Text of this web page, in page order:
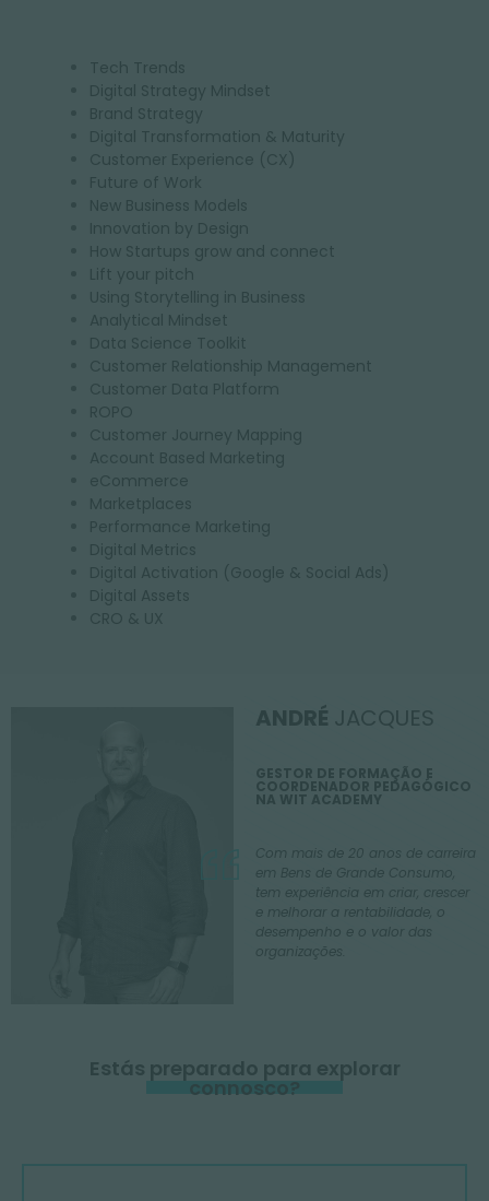
Tech Trends
Digital Strategy Mindset
Brand Strategy
Digital Transformation & Maturity
Customer Experience (CX)
Future of Work
New Business Models
Innovation by Design
How Startups grow and connect
Lift your pitch
Using Storytelling in Business
Analytical Mindset
Data Science Toolkit
Customer Relationship Management
Customer Data Platform
ROPO
Customer Journey Mapping
Account Based Marketing
eCommerce
Marketplaces
Performance Marketing
Digital Metrics
Digital Activation (Google & Social Ads)
Digital Assets
CRO & UX
ANDRÉ JACQUES
GESTOR DE FORMAÇÃO E
COORDENADOR PEDAGÓGICO
NA WIT ACADEMY
Com mais de 20 anos de carreira
em Bens de Grande Consumo,
tem experiência em criar, crescer
e melhorar a rentabilidade, o
desempenho e o valor das
organizações.
Estás preparado para explorar
connosco?